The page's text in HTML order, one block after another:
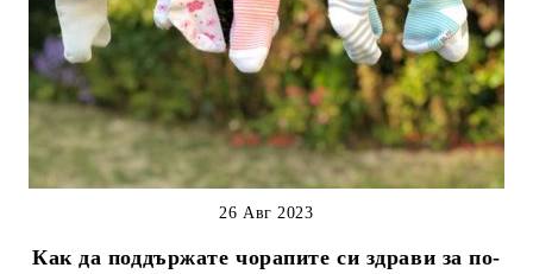
Как да поддържате чорапите си здрави за по-
26 Авг 2023